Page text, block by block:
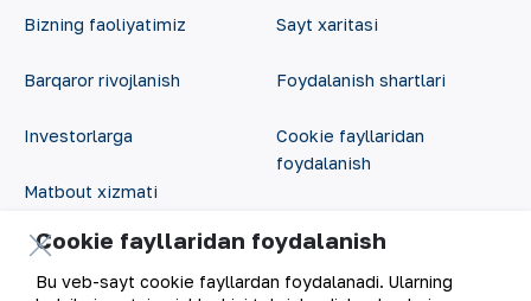
Bizning faoliyatimiz
Barqaror rivojlanish
Investorlarga
Matbout xizmati
Karyera
Sayt xaritasi
Foydalanish shartlari
Cookie fayllaridan
foydalanish
RSS feed
Cookie fayllaridan foydalanish
Bu veb-sayt cookie fayllardan foydalanadi. Ularning